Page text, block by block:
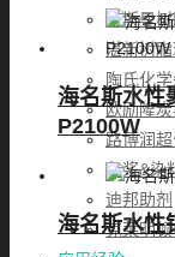
帝斯曼
湛新树
陶氏化
欧励隆
路博润
色浆&染
迪邦助剂
克莱明
海名斯水性
P2100W
海名斯水性